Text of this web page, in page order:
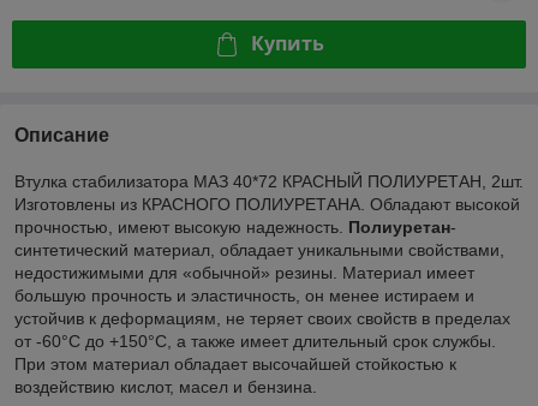
Купить
Описание
Втулка стабилизатора МАЗ 40*72 КРАСНЫЙ ПОЛИУРЕТАН, 2шт.
Изготовлены из КРАСНОГО ПОЛИУРЕТАНА. Обладают высокой
прочностью, имеют высокую надежность. Полиуретан-
синтетический материал, обладает уникальными свойствами,
недостижимыми для «обычной» резины. Материал имеет
большую прочность и эластичность, он менее истираем и
устойчив к деформациям, не теряет своих свойств в пределах
от -60°С до +150°С, а также имеет длительный срок службы.
При этом материал обладает высочайшей стойкостью к
воздействию кислот, масел и бензина.